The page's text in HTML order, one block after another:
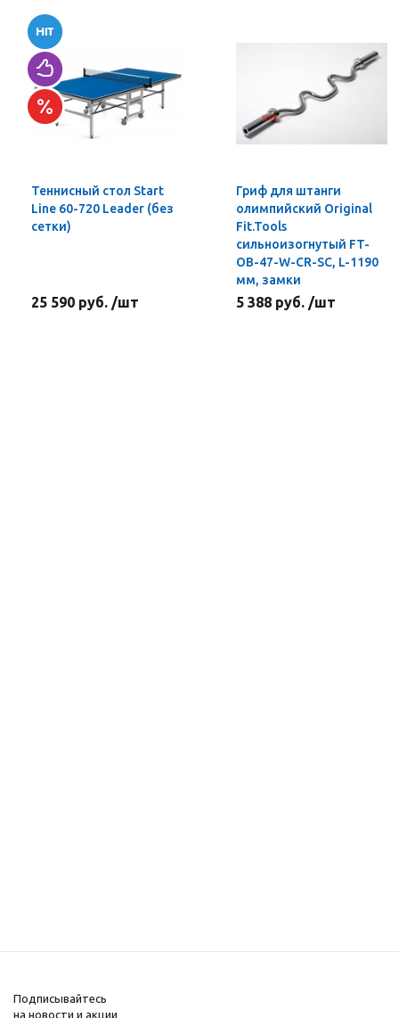
Теннисный стол Start
Line 60-720 Leader (без
сетки)
25 590 руб. /шт
Гриф для штанги
олимпийский Original
Fit.Tools
сильноизогнутый FT-
OB-47-W-CR-SC, L-1190
мм, замки
5 388 руб. /шт
Подписывайтесь
на новости и акции